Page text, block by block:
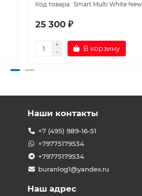
Smart Multi White New
25 300 ₽
В корзину
Наши контакты
+7 (495) 989-16-51
+79775179534
+79775179534
buranlog1@yandex.ru
Наш адрес